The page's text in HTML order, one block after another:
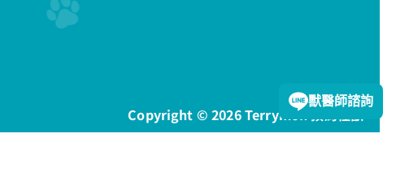
隱私權政策
Copyright © 2026 Terrymon 預約怪獸
獸醫師諮詢